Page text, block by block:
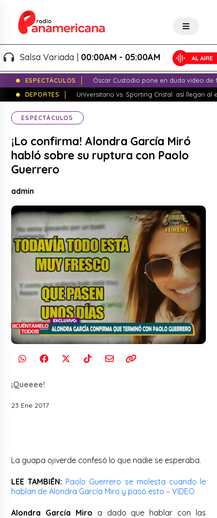
Salsa Variada |00:00AM - 05:00AM
ESPECTÁCULOS
Óscar Custodio pone en duda video de
DEPORTES
Universitario vs. Sporting Cristal: así llegan al
ESPECTÁCULOS
¡Lo confirma! Alondra García Miró
habló sobre su ruptura con Paolo
Guerrero
admin
¡Queeee!
23 Ene 2017
La guapa ojiverde confesó lo que nadie se esperaba.
LEE TAMBIÉN: Paolo Guerrero se molesta cuando le
hablan de Alondra García Miro y pasó esto – VIDEO
Alondra García Miro a dado que hablar con las